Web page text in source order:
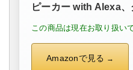
ピーカー with Alexa、
この商品は現在お取り扱い
Amazonで見る